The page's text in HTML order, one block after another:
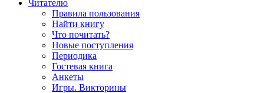
Читателю
Правила пользования
Найти книгу
Что почитать?
Новые поступления
Периодика
Гостевая книга
Анкеты
Игры. Викторины